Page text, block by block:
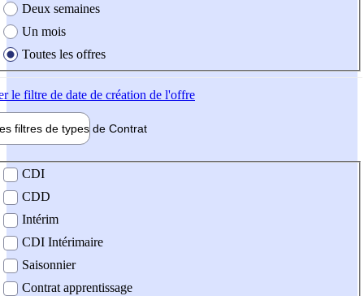
Deux semaines
Un mois
Toutes les offres
le filtre de date de création de l'offre
filtres de types de Contrat
contrat
CDI
CDD
Intérim
CDI Intérimaire
Saisonnier
Contrat apprentissage